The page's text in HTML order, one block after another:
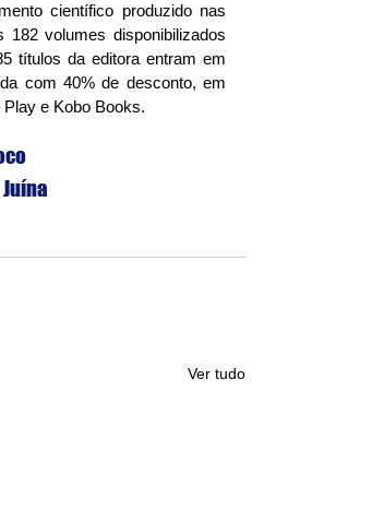
científico produzido nas
volumes disponibilizados
títulos da editora entram em
com 40% de desconto, em
e Kobo Books.
Ver tudo